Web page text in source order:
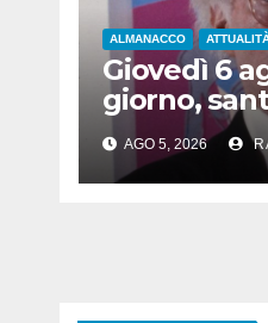
ALMANACCO
Giovedì 6
giorno,
famosi,
AGO 5, 2026